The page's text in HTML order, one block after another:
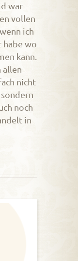
war
vollen
ich
habe wo
kann.
allen
nicht
noch
in